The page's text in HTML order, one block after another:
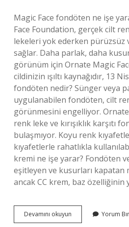
Magic Face fondöten ne işe
Face Foundation, gerçek cilt
lekeleri yok ederken pürüzsüz
sağlar. Daha parlak, daha
görünüm için Ornate Magic
cildinizin ışıltı kaynağıdır, 13
fondöten nedir? Sünger veya
uygulanabilen fondöten, cilt
görünmesini engelliyor. Ornate
renk leke ve kırışıklık karşıtı
bulaşmıyor. Koyu renk
kıyafetlerle rahatlıkla
kremi ne işe yarar? Fondöten
eşitleyen ve kusurları
ancak CC krem, baz özelliğinin
Devamını okuyun
Cover
Yorum